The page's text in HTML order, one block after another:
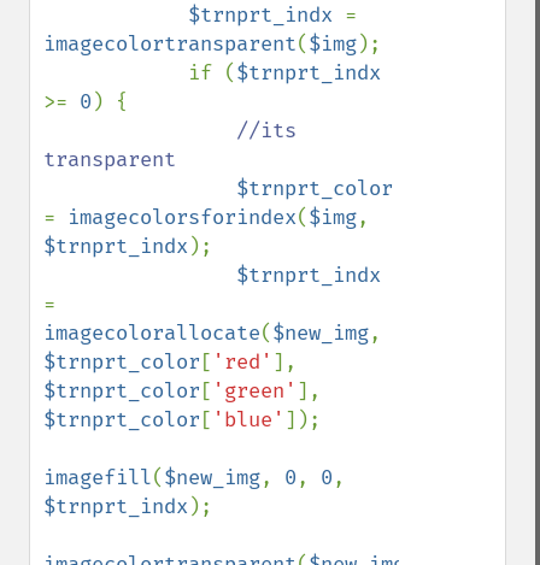
$trnprt_indx
imagecolortransparent($img);
            if (
>= 0 ) {
//its
transparent
= imagecolorsforindex($img
$trnprt_indx );
imagecolorallocate($new_img
$trnprt_color [ 'red'
$trnprt_color [ 'green'
$trnprt_color [ 'blue' ]);
imagefill($new_img, 0, 0
$trnprt_indx );